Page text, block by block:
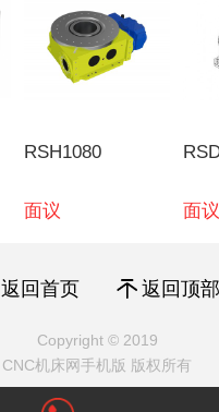
RSH1080
面议 面议
返回首页 返回顶部
Copyright © 2019
CNC机床网手机版 版权所有